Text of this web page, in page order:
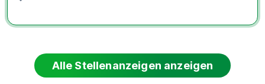
Alle Stellenanzeigen anzeigen